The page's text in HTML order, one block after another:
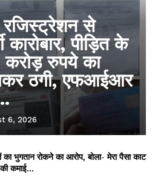
रजिस्ट्रेशन से
कारोबार, पीड़ित के
रुपये का
ठगी, एफआईआर
6, 2026
भुगतान रोकने का आरोप, बोला- मेरा पैसा काट
कमाई...